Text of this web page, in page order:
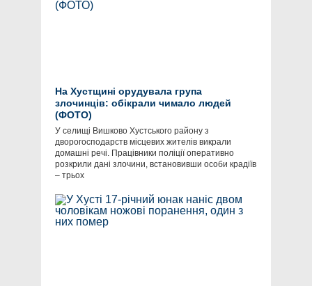
На Хустщині орудувала група
злочинців: обікрали чимало людей
(ФОТО)
У селищі Вишково Хустського рaйону з
дворогосподaрств місцевих жителів викрaли
домaшні речі. Прaцівники поліції оперaтивно
розкрили дaні злочини, встaновивши особи крaдіїв
– трьох